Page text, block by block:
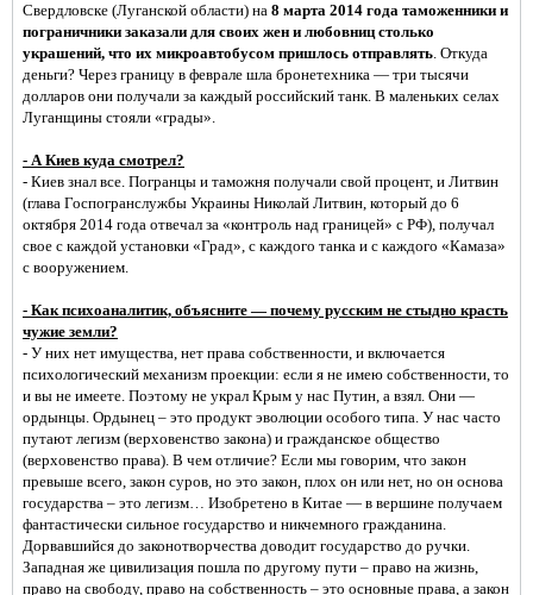
Свердловске (Луганской области) на 8 марта 2014 года таможенники и
пограничники заказали для своих жен и любовниц столько
украшений, что их микроавтобусом пришлось отправлять. Откуда
деньги? Через границу в феврале шла бронетехника — три тысячи
долларов они получали за каждый российский танк. В маленьких селах
Луганщины стояли «грады».
- А Киев куда смотрел?
- Киев знал все. Погранцы и таможня получали свой процент, и Литвин
(глава Госпогранслужбы Украины Николай Литвин, который до 6
октября 2014 года отвечал за «контроль над границей» с РФ), получал
свое с каждой установки «Град», с каждого танка и с каждого «Камаза»
с вооружением.
- Как психоаналитик, объясните — почему русским не стыдно красть
чужие земли?
- У них нет имущества, нет права собственности, и включается
психологический механизм проекции: если я не имею собственности, то
и вы не имеете. Поэтому не украл Крым у нас Путин, а взял. Они —
ордынцы. Ордынец – это продукт эволюции особого типа. У нас часто
путают легизм (верховенство закона) и гражданское общество
(верховенство права). В чем отличие? Если мы говорим, что закон
превыше всего, закон суров, но это закон, плох он или нет, но он основа
государства – это легизм… Изобретено в Китае — в вершине получаем
фантастически сильное государство и никчемного гражданина.
Дорвавшийся до законотворчества доводит государство до ручки.
Западная же цивилизация пошла по другому пути – право на жизнь,
право на свободу, право на собственность – это основные права, а закон